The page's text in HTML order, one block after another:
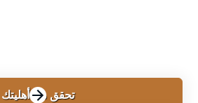
تحقق من أهليتك